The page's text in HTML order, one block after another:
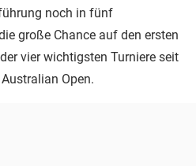
noch in fünf
große Chance auf den ersten
vier wichtigsten Turniere seit
Open.